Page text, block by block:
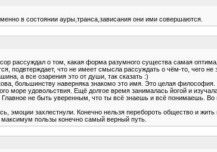
в состоянии ауры,транса,зависания они ими совершаются.
рассуждал о том, какая форма разумного существа самая
что не имеет смысла рассуждать о чём-то, чего
а все озарения это от души, так сказать :)
большинству наверняка знакомо это имя. Это целая
море удовольствия. Ещё долгое время занималась йогой и
не быть уверенным, что ты всё знаешь и всё понимаешь.
эмоции захлестнули. Конечно нельзя перебороть общество и
максимум пользы конечно самый верный путь.